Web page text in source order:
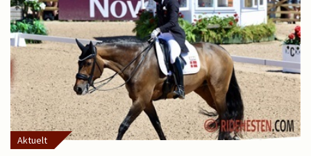
Aktuelt